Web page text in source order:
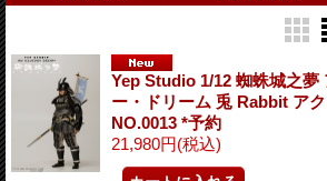
Yep Studio 1/12 蜘蛛城之夢
ー・ドリーム 兎 Rabbit ア
NO.0013 *予約
21,980円(税込)